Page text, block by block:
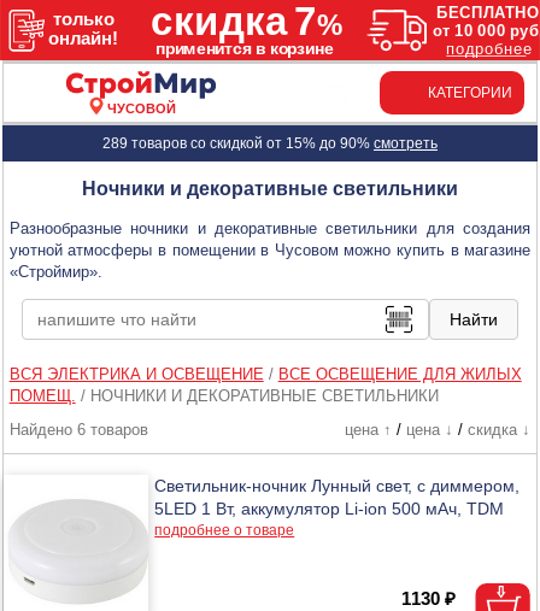
ЧУСОВОЙ
КАТЕГОРИИ
289 товаров со скидкой от 15% до 90% смотреть
Ночники и декоративные светильники
Разнообразные ночники и декоративные светильники для создания
уютной атмосферы в помещении в Чусовом можно купить в магазине
«Строймир».
ВСЯ ЭЛЕКТРИКА И ОСВЕЩЕНИЕ / ВСЕ ОСВЕЩЕНИЕ ДЛЯ ЖИЛЫХ
ПОМЕЩ.
/ НОЧНИКИ И ДЕКОРАТИВНЫЕ СВЕТИЛЬНИКИ
Найдено 6 товаров
цена ↑ / цена ↓ / скидка ↓
Светильник-ночник Лунный свет, с диммером,
5LED 1 Вт, аккумулятор Li-ion 500 мАч, TDM
подробнее о товаре
1130 ₽